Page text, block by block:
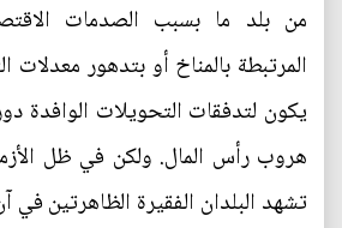
من بلد ما بسبب الصدمات
المرتبطة بالمناخ أو بتدهور معدلات
يكون لتدفقات التحويلات الوافدة
هروب رأس المال. ولكن في ظل
تشهد البلدان الفقيرة الظاهرتين